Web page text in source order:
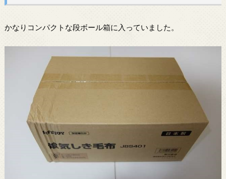
かなりコンパクトな段ボール箱に入っていました。